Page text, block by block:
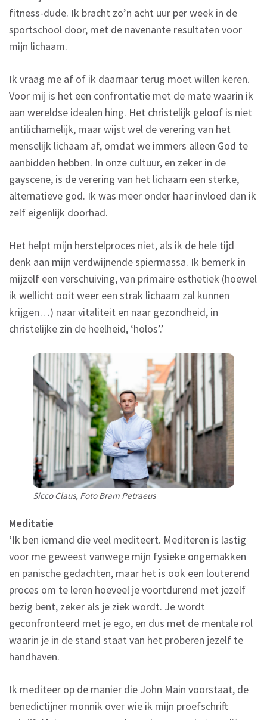
fitness-dude. Ik bracht zo’n acht uur per week in de
sportschool door, met de navenante resultaten voor
mijn lichaam.
Ik vraag me af of ik daarnaar terug moet willen keren.
Voor mij is het een confrontatie met de mate waarin ik
aan wereldse idealen hing. Het christelijk geloof is niet
antilichamelijk, maar wijst wel de verering van het
menselijk lichaam af, omdat we immers alleen God te
aanbidden hebben. In onze cultuur, en zeker in de
gayscene, is de verering van het lichaam een sterke,
alternatieve god. Ik was meer onder haar invloed dan ik
zelf eigenlijk doorhad.
Het helpt mijn herstelproces niet, als ik de hele tijd
denk aan mijn verdwijnende spiermassa. Ik bemerk in
mijzelf een verschuiving, van primaire esthetiek (hoewel
ik wellicht ooit weer een strak lichaam zal kunnen
krijgen…) naar vitaliteit en naar gezondheid, in
christelijke zin de heelheid, ‘holos’.’
Sicco Claus, Foto Bram Petraeus
Meditatie
‘Ik ben iemand die veel mediteert. Mediteren is lastig
voor me geweest vanwege mijn fysieke ongemakken
en panische gedachten, maar het is ook een louterend
proces om te leren hoeveel je voortdurend met jezelf
bezig bent, zeker als je ziek wordt. Je wordt
geconfronteerd met je ego, en dus met de mentale rol
waarin je in de stand staat van het proberen jezelf te
handhaven.
Ik mediteer op de manier die John Main voorstaat, de
benedictijner monnik over wie ik mijn proefschrift